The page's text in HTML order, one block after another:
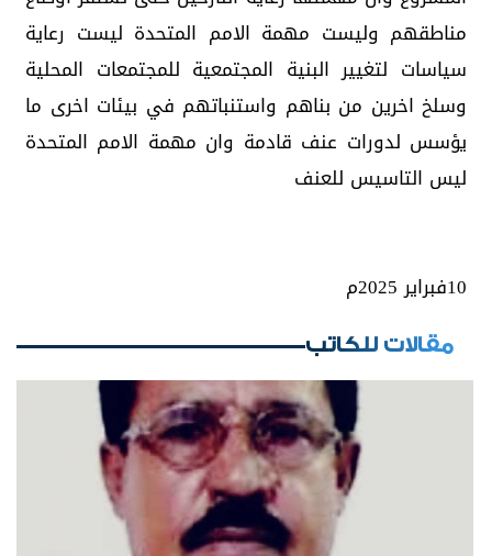
مناطقهم وليست مهمة الامم المتحدة ليست رعاية
سياسات لتغيير البنية المجتمعية للمجتمعات المحلية
وسلخ اخرين من بناهم واستنباتهم في بيئات اخرى ما
يؤسس لدورات عنف قادمة وان مهمة الامم المتحدة
ليس التاسيس للعنف
10فبراير 2025م
مقالات للكاتب